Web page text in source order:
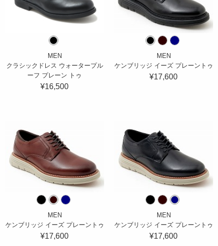
MEN
クラシックドレス ウォータープル
ーフ プレーン トゥ
¥16,500
MEN
ケンブリッジ イーズ プレーントゥ
¥17,600
MEN
ケンブリッジ イーズ プレーントゥ
¥17,600
MEN
ケンブリッジ イーズ プレーントゥ
¥17,600